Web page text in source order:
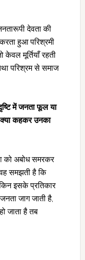
देवता की
हुआ परिश्रमी
केवल मूर्तियाँ रहती
परिश्रम से समाज
में जनता फूल या
क्या कहकर उनका
को अबोध समरकर
समझती है कि
इसके प्रतिकार
जाग जाती है,
जाता है तब